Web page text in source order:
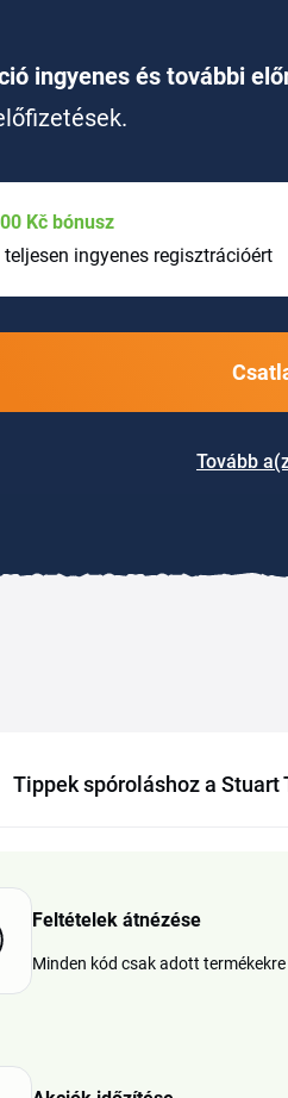
ingyenes és további
Kč bónusz
teljesen ingyenes regisztrációért
Tovább
Tippek spóroláshoz a Stuart
Feltételek átnézése
Minden kód csak adott